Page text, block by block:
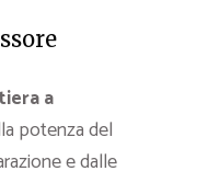
a
potenza del
e dalle